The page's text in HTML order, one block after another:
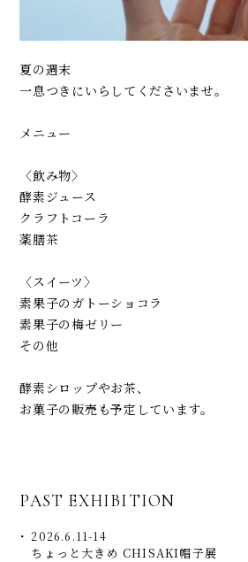
夏の週末
一息つきにいらしてくださいませ。
メニュー
〈飲み物〉
酵素ジュース
クラフトコーラ
薬膳茶
〈スイーツ〉
素果子のガトーショコラ
素果子の梅ゼリー
その他
酵素シロップやお茶、
お菓子の販売も予定しています。
PAST EXHIBITION
2026.6.11-14
ちょっと大きめ CHISAKI帽子展